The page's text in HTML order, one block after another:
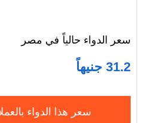
سعر الدواء حالياً في مصر
31.2 جنيهاً
سعر هذا الدواء